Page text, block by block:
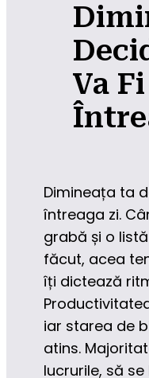
Va Fi
Dimineața ta
întreaga zi.
grabă și o
făcut, acea
îți dictează
iar starea de
atins.
lucrurile, să